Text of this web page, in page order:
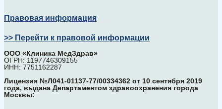
Правовая информация
>> Перейти к правовой информации
ООО «Клиника МедЗдрав»
ОГРН: 1197746309155
ИНН: 7751162287
Лицензия №Л041-01137-77/00334362 от 10 сентября 2019
года, выдана Департаментом здравоохранения города
Москвы: